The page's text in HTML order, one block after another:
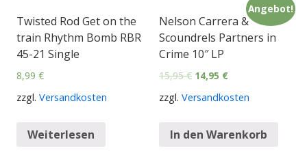
Twisted Rod Get on the
train Rhythm Bomb RBR
45-21 Single
8,99 €
zzgl. Versandkosten
Weiterlesen
Angebot!
Nelson Carrera &
Scoundrels Partners in
Crime 10″ LP
15,95€ 14,95 €
zzgl. Versandkosten
In den Warenkorb